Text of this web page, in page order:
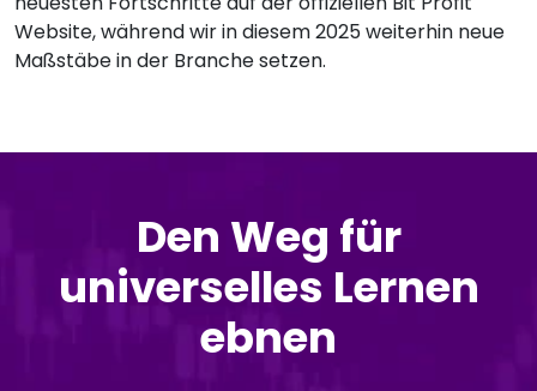
Website, während wir in diesem 2025 weiterhin neue
Maßstäbe in der Branche setzen.
Den Weg für
universelles Lernen
ebnen